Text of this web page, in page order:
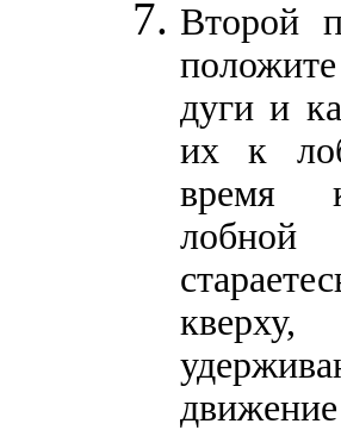
Второй
дуги и
их к
время
движение